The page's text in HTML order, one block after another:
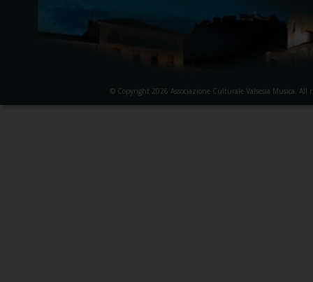
© Copyright 2026 Associazione Culturale Valsesia Musica. All